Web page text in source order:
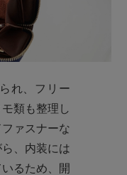
れ、フリー
類も整理し
ァスナーな
、内装には
るため、開